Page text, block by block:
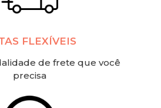
FLEXÍVEIS
de frete que você
precisa